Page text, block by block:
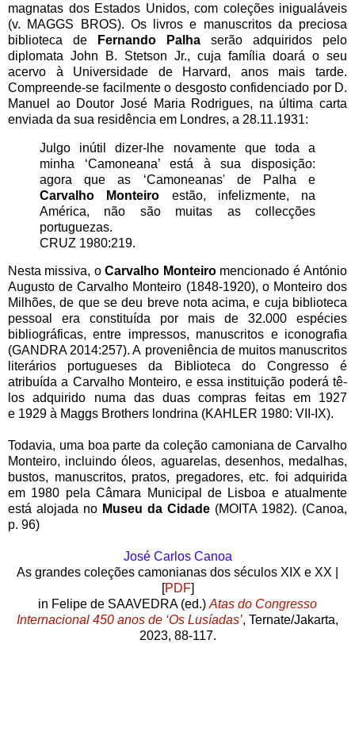
magnatas dos Estados Unidos, com coleções inigualáveis
(v. MAGGS BROS). Os livros e manuscritos da preciosa
biblioteca de
Fernando Palha serão adquiridos pelo
diplomata John B. Stetson Jr., cuja família doará o seu
acervo à Universidade de Harvard, anos mais tarde.
Compreende-se facilmente o desgosto confidenciado por D.
Manuel ao Doutor José Maria Rodrigues, na última carta
enviada da sua residência em Londres, a 28.11.1931:
Julgo inútil dizer-lhe novamente que toda a
minha ‘Camoneana’ está à sua disposição:
agora que as ‘Camoneanas' de Palha e
Carvalho Monteiro estão, infelizmente, na
América, não são muitas as collecções
portuguezas.
CRUZ 1980:219.
Nesta missiva, oCarvalho Monteiromencionado éAntónio
Augusto de Carvalho Monteiro (1848-1920), o Monteiro dos
Milhões, de que se deu breve nota acima,e cuja biblioteca
pessoal era constituída por mais de 32.000 espécies
bibliográficas, entre impressos, manuscritos e iconografia
(GANDRA 2014:257). A proveniência de muitos manuscritos
literários portugueses da Biblioteca do Congresso é
atribuída a Carvalho Monteiro, e essa instituição poderá tê-
losadquirido numa das duas compras feitas em 1927
e 1929 à Maggs Brothers londrina (KAHLER 1980: VII-IX).
Todavia, uma boa parte da coleção camoniana de Carvalho
Monteiro, incluindo óleos, aguarelas, desenhos, medalhas,
bustos, manuscritos, pratos, pregadores, etc. foi adquirida
em 1980 pela Câmara Municipal de Lisboa e atualmente
está alojada no Museu da Cidade (MOITA 1982). (Canoa,
p. 96)
José Carlos Canoa
As grandes coleções camonianas dos séculos XIX e XX |
[PDF]
in Felipe de SAAVEDRA (ed.)Atas do Congresso
Internacional 450 anos de ‘Os Lusíadas’, Ternate/Jakarta,
2023, 88-117.